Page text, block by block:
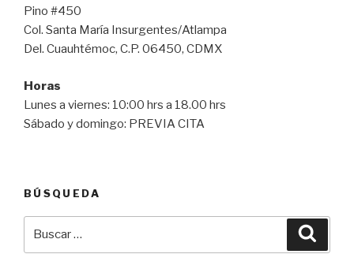
Pino #450
Col. Santa María Insurgentes/Atlampa
Del. Cuauhtémoc, C.P. 06450, CDMX
Horas
Lunes a viernes: 10:00 hrs a 18.00 hrs
Sábado y domingo: PREVIA CITA
BÚSQUEDA